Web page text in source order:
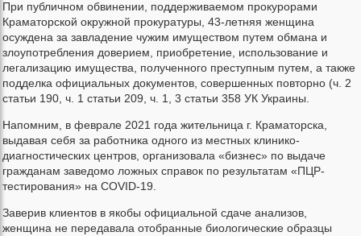
При публичном обвинении, поддерживаемом прокурорами
Краматорской окружной прокуратуры, 43-летняя женщина
осуждена за завладение чужим имуществом путем обмана и
злоупотребления доверием, приобретение, использование и
легализацию имущества, полученного преступным путем, а также
подделка официальных документов, совершенных повторно (ч. 2
статьи 190, ч. 1 статьи 209, ч. 1, 3 статьи 358 УК Украины.
Напомним, в феврале 2021 года жительница г. Краматорска,
выдавая себя за работника одного из местных клинико-
диагностических центров, организовала «бизнес» по выдаче
гражданам заведомо ложных справок по результатам «ПЦР-
тестирования» на COVID-19.
Заверив клиентов в якобы официальной сдаче анализов,
женщина не передавала отобранные биологические образцы